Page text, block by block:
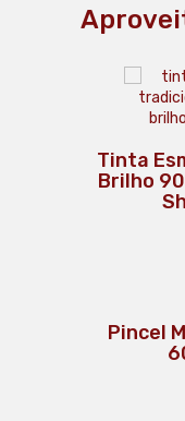
Tinta
Brilho
Pincel
Lixa